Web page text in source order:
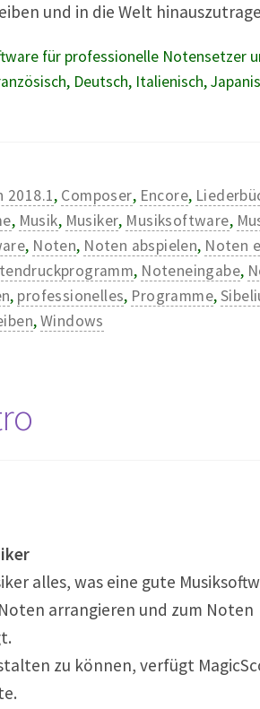
und in die Welt
für professionelle Notensetzer
Deutsch, Italienisch,
2018.1, Composer, Encore,
, Musik, Musiker, Musiksoftware,
, Noten, Noten abspielen, Noten
, Noteneingabe,
, professionelles, Programme,
,Windows
alles, was eine gute
arrangieren und zum Noten
zu können, verfügt